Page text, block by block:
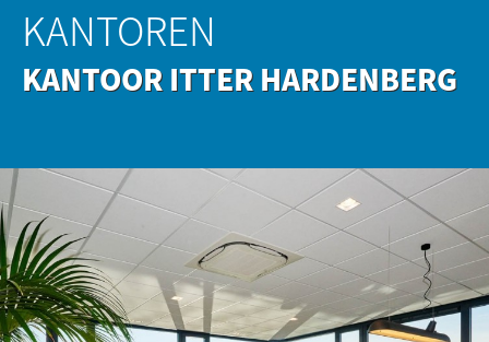
KANTOREN
KANTOOR ITTER HARDENBERG